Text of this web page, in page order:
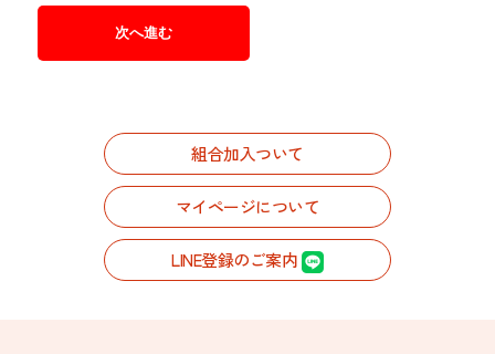
組合加入ついて
マイページについて
LINE登録のご案内